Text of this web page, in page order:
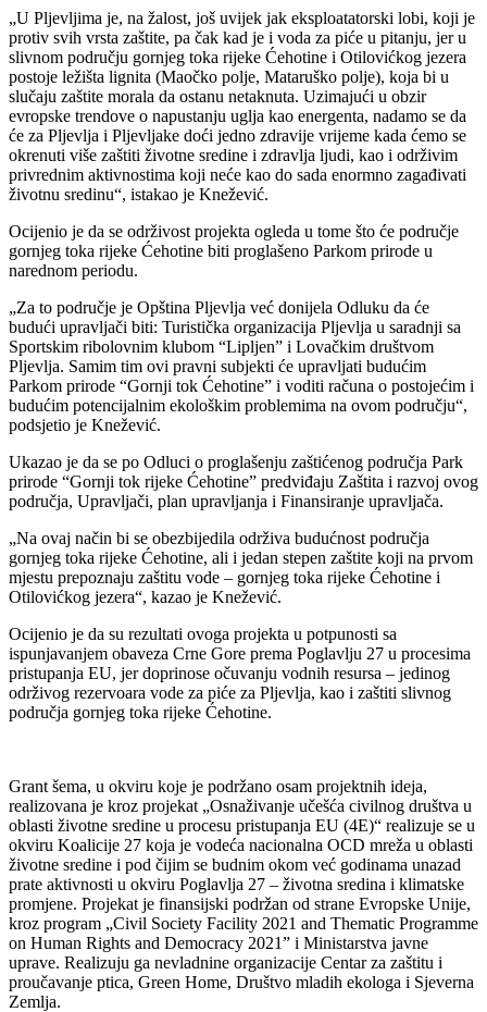
„U Pljevljima je, na žalost, još uvijek jak eksploatatorski lobi, koji je
protiv svih vrsta zaštite, pa čak kad je i voda za piće u pitanju, jer u
slivnom području gornjeg toka rijeke Ćehotine i Otilovićkog jezera
postoje ležišta lignita (Maočko polje, Mataruško polje), koja bi u
slučaju zaštite morala da ostanu netaknuta. Uzimajući u obzir
evropske trendove o napustanju uglja kao energenta, nadamo se da
će za Pljevlja i Pljevljake doći jedno zdravije vrijeme kada ćemo se
okrenuti više zaštiti životne sredine i zdravlja ljudi, kao i održivim
privrednim aktivnostima koji neće kao do sada enormno zagađivati
životnu sredinu“, istakao je Knežević.
Ocijenio je da se održivost projekta ogleda u tome što će područje
gornjeg toka rijeke Ćehotine biti proglašeno Parkom prirode u
narednom periodu.
„Za to područje je Opština Pljevlja već donijela Odluku da će
budući upravljači biti: Turistička organizacija Pljevlja u saradnji sa
Sportskim ribolovnim klubom “Lipljen” i Lovačkim društvom
Pljevlja. Samim tim ovi pravni subjekti će upravljati budućim
Parkom prirode “Gornji tok Ćehotine” i voditi računa o postojećim i
budućim potencijalnim ekološkim problemima na ovom području“,
podsjetio je Knežević.
Ukazao je da se po Odluci o proglašenju zaštićenog područja Park
prirode “Gornji tok rijeke Ćehotine” predviđaju Zaštita i razvoj ovog
područja, Upravljači, plan upravljanja i Finansiranje upravljača.
„Na ovaj način bi se obezbijedila održiva budućnost područja
gornjeg toka rijeke Ćehotine, ali i jedan stepen zaštite koji na prvom
mjestu prepoznaju zaštitu vode – gornjeg toka rijeke Ćehotine i
Otilovićkog jezera“, kazao je Knežević.
Ocijenio je da su rezultati ovoga projekta u potpunosti sa
ispunjavanjem obaveza Crne Gore prema Poglavlju 27 u procesima
pristupanja EU, jer doprinose očuvanju vodnih resursa – jedinog
održivog rezervoara vode za piće za Pljevlja, kao i zaštiti slivnog
područja gornjeg toka rijeke Ćehotine.
Grant šema, u okviru koje je podržano osam projektnih ideja,
realizovana je kroz projekat „Osnaživanje učešća civilnog društva u
oblasti životne sredine u procesu pristupanja EU (4E)“ realizuje se u
okviru Koalicije 27 koja je vodeća nacionalna OCD mreža u oblasti
životne sredine i pod čijim se budnim okom već godinama unazad
prate aktivnosti u okviru Poglavlja 27 – životna sredina i klimatske
promjene. Projekat je finansijski podržan od strane Evropske Unije,
kroz program „Civil Society Facility 2021 and Thematic Programme
on Human Rights and Democracy 2021” i Ministarstva javne
uprave. Realizuju ga nevladnine organizacije Centar za zaštitu i
proučavanje ptica, Green Home, Društvo mladih ekologa i Sjeverna
Zemlja.